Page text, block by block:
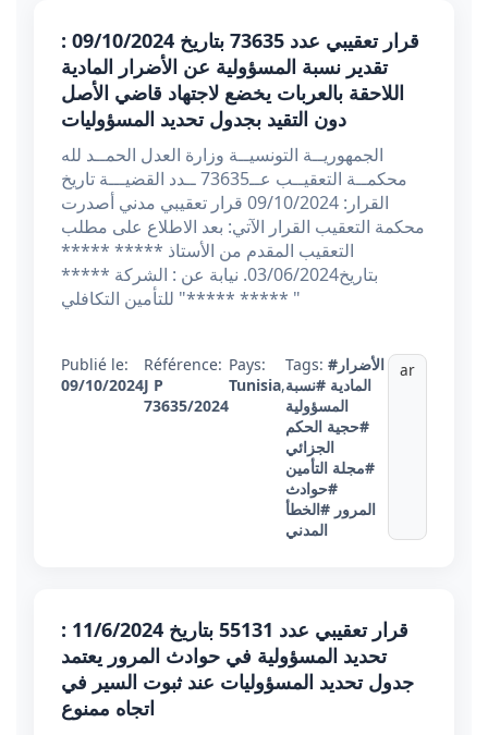
قرار تعقيبي عدد 73635 بتاريخ 09/10/2024 :
تقدير نسبة المسؤولية عن الأضرار المادية
اللاحقة بالعربات يخضع لاجتهاد قاضي الأصل
دون التقيد بجدول تحديد المسؤوليات
الجمهوريــة التونسيــة وزارة العدل الحمــد لله
محكمــة التعقيــب عــ73635 ــدد القضيـــة تاريخ
القرار: 09/10/2024 قرار تعقيبي مدني أصدرت
محكمة التعقيب القرار الآتي: بعد الاطلاع على مطلب
التعقيب المقدم من الأستاذ ***** *****
بتاريخ03/06/2024. نيابة عن : الشركة *****
للتأمين التكافلي "***** ***** "
Publié le:
09/10/2024
Référence:
J P
73635/2024
Pays:
Tunisia,
Tags: #الأضرار
المادية #نسبة
المسؤولية
#حجية الحكم
الجزائي
#مجلة التأمين
#حوادث
المرور #الخطأ
المدني
ar
قرار تعقيبي عدد 55131 بتاريخ 11/6/2024 :
تحديد المسؤولية في حوادث المرور يعتمد
جدول تحديد المسؤوليات عند ثبوت السير في
اتجاه ممنوع